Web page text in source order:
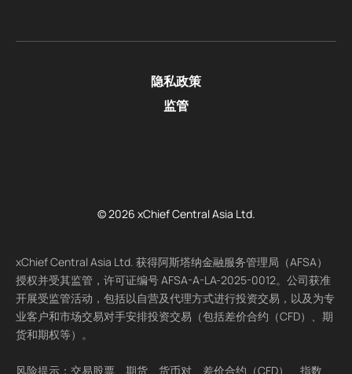
隐私政策
监管
© 2026 xChief Central Asia Ltd.
xChief Central Asia Ltd. 获得阿斯塔纳金融服务管理局（AFSA）
授权并受其监管，许可证编号 AFSA-A-LA-2025-0012。公司获准
开展受监管活动，包括以自营及代理方式进行投资交易，以及为专
业客户和市场交易对手安排投资交易（包括差价合约（CFD）、期
货和期权等）。
风险提示：交易股票、期货、货币对、差价合约（CFD）、指数、